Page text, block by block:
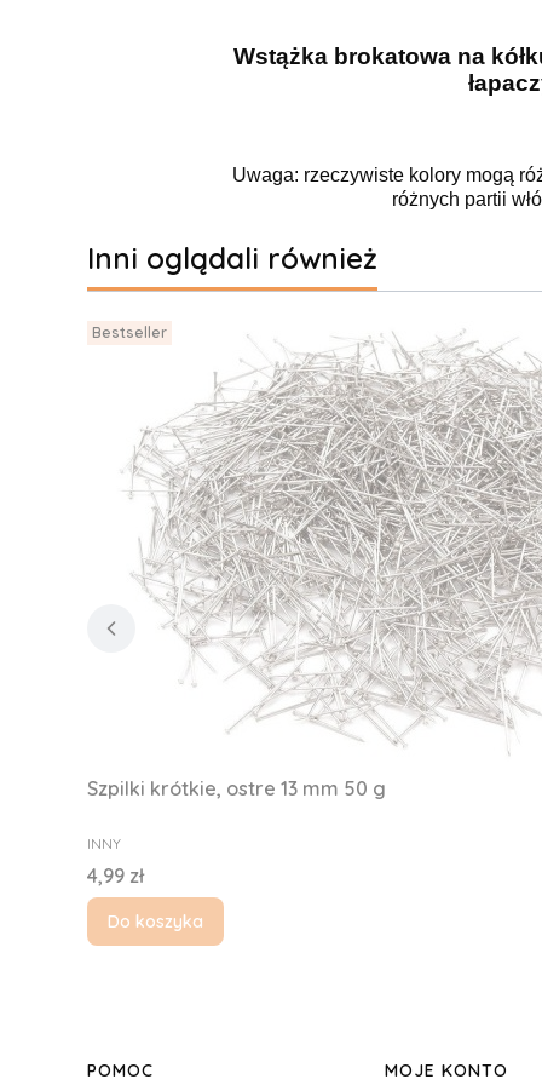
Wstążka brokatowa na
Uwaga: rzeczywiste kolory mogą
różnych partii
Inni oglądali również
Bestseller
Szpilki krótkie, ostre 13 mm 50 g
PRODUCENT
INNY
Cena
4,99 zł
Do koszyka
Linki w stopce
POMOC MOJE KONTO